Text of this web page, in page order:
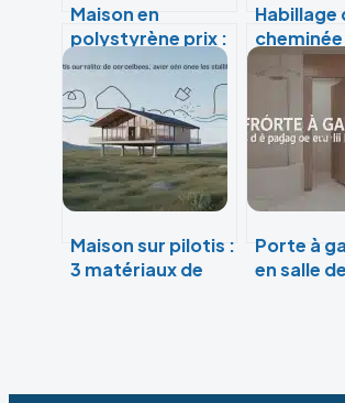
Maison en
polystyrène prix :
comprendre le
vrai budget de
votre projet
Habillage
cheminée
moderne
votre
pièce
Maison sur pilotis :
3 matériaux de
durable
Porte à
en salle